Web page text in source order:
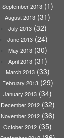
September 2013(1)
August 2013 (31)
July 2013 (32)
June 2013 (24)
May 2013(30)
April 2013(31)
March 2013(33)
February 2013(29)
January 2013 (34)
December 2012(32)
November 2012(36)
October 2012 (35)